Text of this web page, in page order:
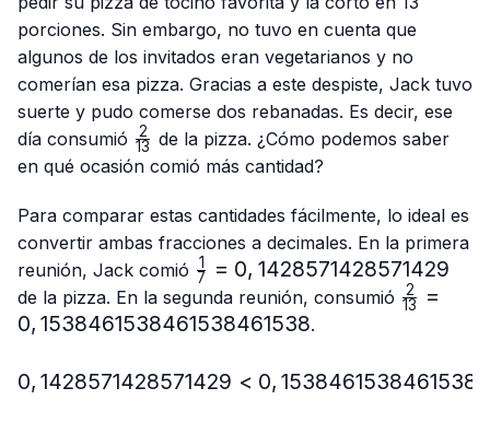
porciones. Sin embargo, no tuvo en cuenta que
algunos de los invitados eran vegetarianos y no
comerían esa pizza. Gracias a este despiste, Jack tuvo
suerte y pudo comerse dos rebanadas. Es decir, ese
día consumió \frac{2}
{13}
13
2
de la pizza. ¿Cómo podemos saber
en qué ocasión comió más cantidad?
Para comparar estas cantidades fácilmente, lo ideal es
convertir ambas fracciones a decimales. En la primera
reunión, Jack comió \frac{1}
{7}=0,1428571428571429
7
1 = 0, 1428571428571429
de la pizza. En la segunda reunión, consumió \frac{2}
13
2
=
0, 1538461538461538461538.
0,1428571428571429 <
0, 1428571428571429 < 0, 1538461538461538